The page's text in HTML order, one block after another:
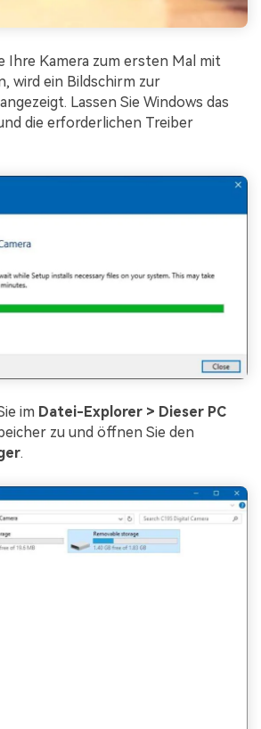
Ihre Kamera zum ersten Mal mit
wird ein Bildschirm zur
Lassen Sie Windows das
die erforderlichen Treiber
im Datei-Explorer > Dieser PC
zu und öffnen Sie den
.